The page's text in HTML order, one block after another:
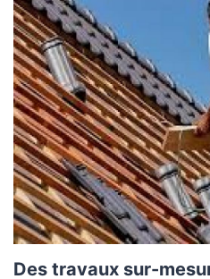
Des travaux sur-